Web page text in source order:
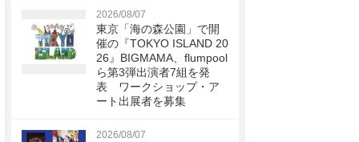
2026/08/07
東京「海の森公園」で開
催の『TOKYO ISLAND 20
26』BIGMAMA、flumpool
ら第3弾出演者7組を発
表 ワークショップ・ア
ート出展者を募集
2026/08/07